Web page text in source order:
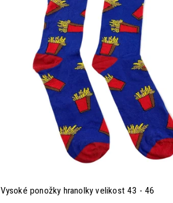
Vysoké ponožky hranolky velikost 43 - 46